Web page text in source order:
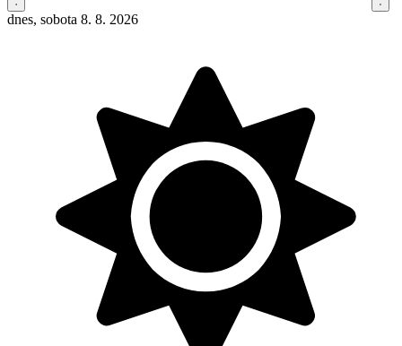
dnes, sobota 8. 8. 2026